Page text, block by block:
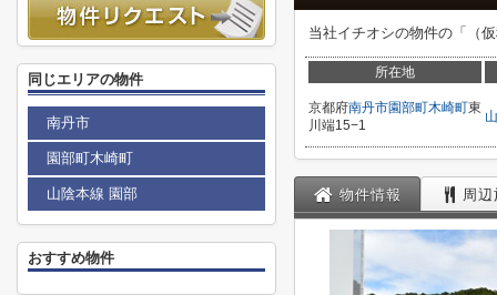
当社イチオシの物件の「（
所在地
京都府南丹市園部町木崎町東
川端15−1
物件情報 周
同じエリアの物件
南丹市
園部町木崎町
山陰本線 園部
おすすめ物件